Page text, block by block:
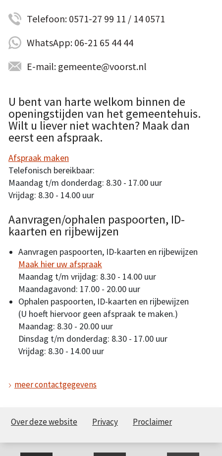
Telefoon: 0571-27 99 11 / 14 0571
WhatsApp: 06-21 65 44 44
E-mail: gemeente@voorst.nl
U bent van harte welkom binnen de
openingstijden van het gemeentehuis.
Wilt u liever niet wachten? Maak dan
eerst een afspraak.
Afspraak maken
Telefonisch bereikbaar:
Maandag t/m donderdag: 8.30 - 17.00 uur
Vrijdag: 8.30 - 14.00 uur
Aanvragen/ophalen paspoorten, ID-
kaarten en rijbewijzen
Aanvragen paspoorten, ID-kaarten en rijbewijzen
Maak hier uw afspraak
Maandag t/m vrijdag: 8.30 - 14.00 uur
Maandagavond: 17.00 - 20.00 uur
Ophalen paspoorten, ID-kaarten en rijbewijzen
(U hoeft hiervoor geen afspraak te maken.)
Maandag: 8.30 - 20.00 uur
Dinsdag t/m donderdag: 8.30 - 17.00 uur
Vrijdag: 8.30 - 14.00 uur
meer contactgegevens
Over deze website Privacy Proclaimer